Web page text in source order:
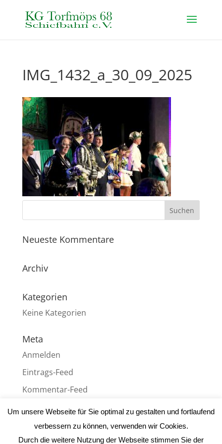
IMG_1432_a_30_09_2025
Neueste Kommentare
Archiv
Kategorien
Keine Kategorien
Meta
Anmelden
Eintrags-Feed
Kommentar-Feed
WordPress.org
Um unsere Webseite für Sie optimal zu gestalten und fortlaufend
verbessern zu können, verwenden wir Cookies.
Durch die weitere Nutzung der Webseite stimmen Sie der